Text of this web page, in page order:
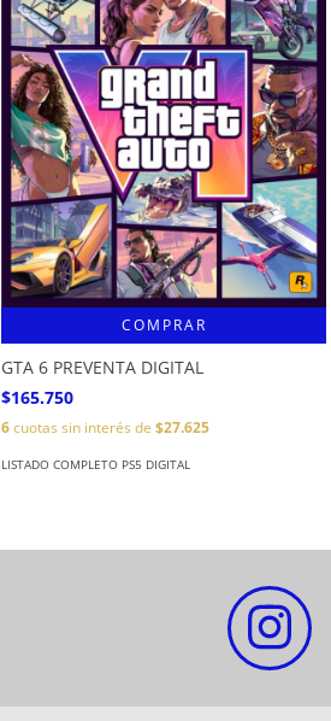
COMPRAR
GTA 6 PREVENTA DIGITAL
$165.750
6cuotas sin interés de $27.625
LISTADO COMPLETO PS5 DIGITAL